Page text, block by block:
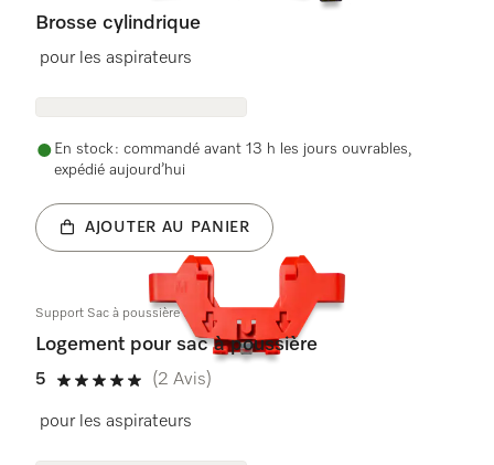
Brosse cylindrique
pour les aspirateurs
En stock : commandé avant 13 h les jours ouvrables,
expédié aujourd’hui
AJOUTER AU PANIER
Support Sac à poussière kpl.
Logement pour sac à poussière
5
5 étoiles sur 5
(2 Avis)
pour les aspirateurs